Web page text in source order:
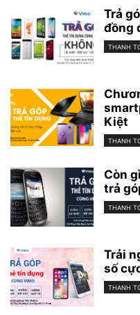
Trả
đồng
THANH
Kiệt
THANH
Còn
trả
THANH
Trải
số
THANH